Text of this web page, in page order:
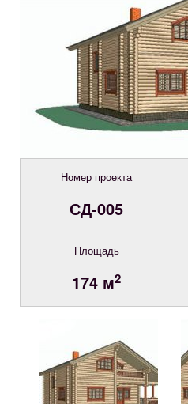
Номер проекта
СД-005
Площадь
174 м2